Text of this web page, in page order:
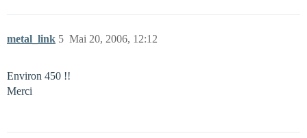
metal_link Mai 20, 2006, 12:12
5
Environ 450 !!
Merci